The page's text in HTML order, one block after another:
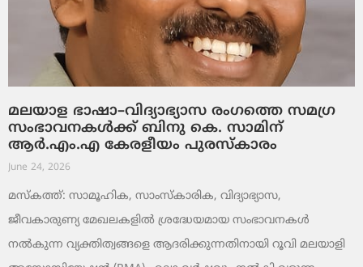
മലയാള ഭാഷാ–വിദ്യാഭ്യാസ രംഗത്തെ സമഗ്ര
സംഭാവനകൾക്ക് ബിനു കെ. സാമിന്
ആർ.എം.എ കേരളീയം പുരസ്‌കാരം
June 24, 2026
മസ്കത്ത്: സാമൂഹിക, സാംസ്‌കാരിക, വിദ്യാഭ്യാസ,
ജീവകാരുണ്യ മേഖലകളിൽ ശ്രദ്ധേയമായ സംഭാവനകൾ
നൽകുന്ന വ്യക്തിത്വങ്ങളെ ആദരിക്കുന്നതിനായി റൂവി മലയാളി